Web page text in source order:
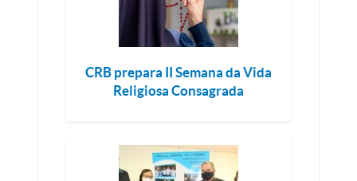
CRB prepara II Semana da Vida
Religiosa Consagrada